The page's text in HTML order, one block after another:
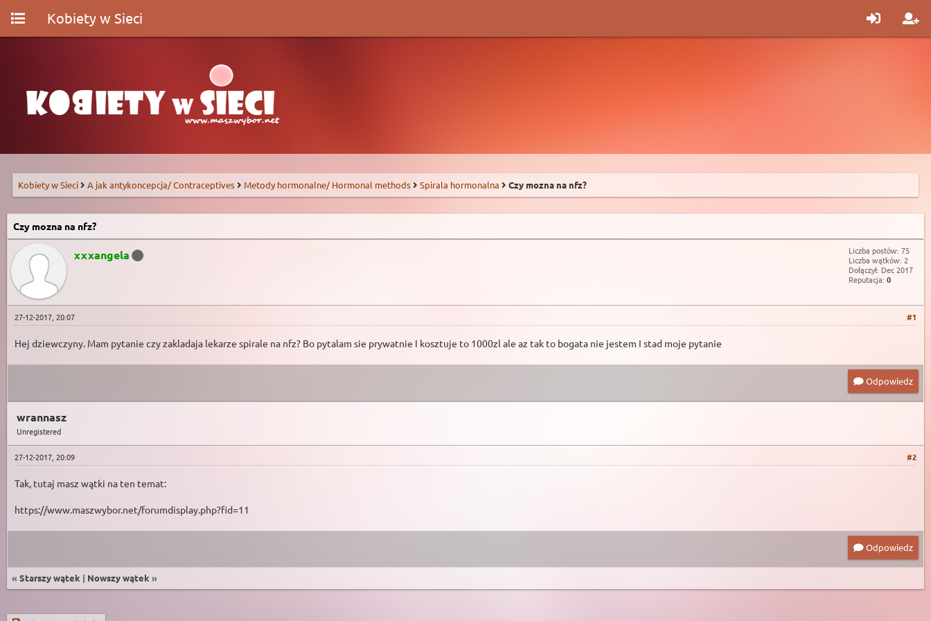
Kobiety w Sieci
Kobiety w Sieci A jak antykoncepcja/ Contraceptives Metody hormonalne/ Hormonal methods Spirala hormonalna Czy mozna na nfz?
Czy mozna na nfz?
xxxangela
Liczba postów: 75
Liczba wątków: 2
Dołączył: Dec 2017
Reputacja: 0
#1
27-12-2017, 20:07
Hej dziewczyny. Mam pytanie czy zakladaja lekarze spirale na nfz? Bo pytalam sie prywatnie I kosztuje to 1000zl ale az tak to bogata nie jestem I stad moje pytanie
Odpowiedz
wrannasz
Unregistered
#2
27-12-2017, 20:09
Tak, tutaj masz wątki na ten temat:
https://www.maszwybor.net/forumdisplay.php?fid=11
Odpowiedz
« Starszy wątek | Nowszy wątek »